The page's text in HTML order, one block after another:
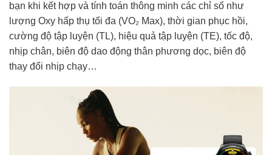
bạn khi kết hợp và tính toán thông minh các chỉ số như
lượng Oxy hấp thụ tối đa (VO₂ Max), thời gian phục hồi,
cường độ tập luyện (TL), hiệu quả tập luyện (TE), tốc độ,
nhịp chân, biên độ dao động thân phương dọc, biên độ
thay đổi nhịp chạy…